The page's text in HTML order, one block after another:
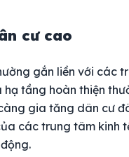
cư cao
gắn liền với các
tầng hoàn thiện
gia tăng dân cư
các trung tâm kinh